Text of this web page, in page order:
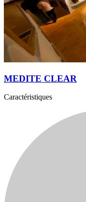
MEDITE CLEAR
Caractéristiques